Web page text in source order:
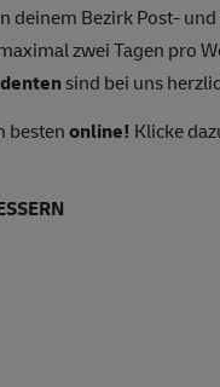
deinem Bezirk Post-
zwei Tagen pro
sind bei uns
bestenonline! Klicke